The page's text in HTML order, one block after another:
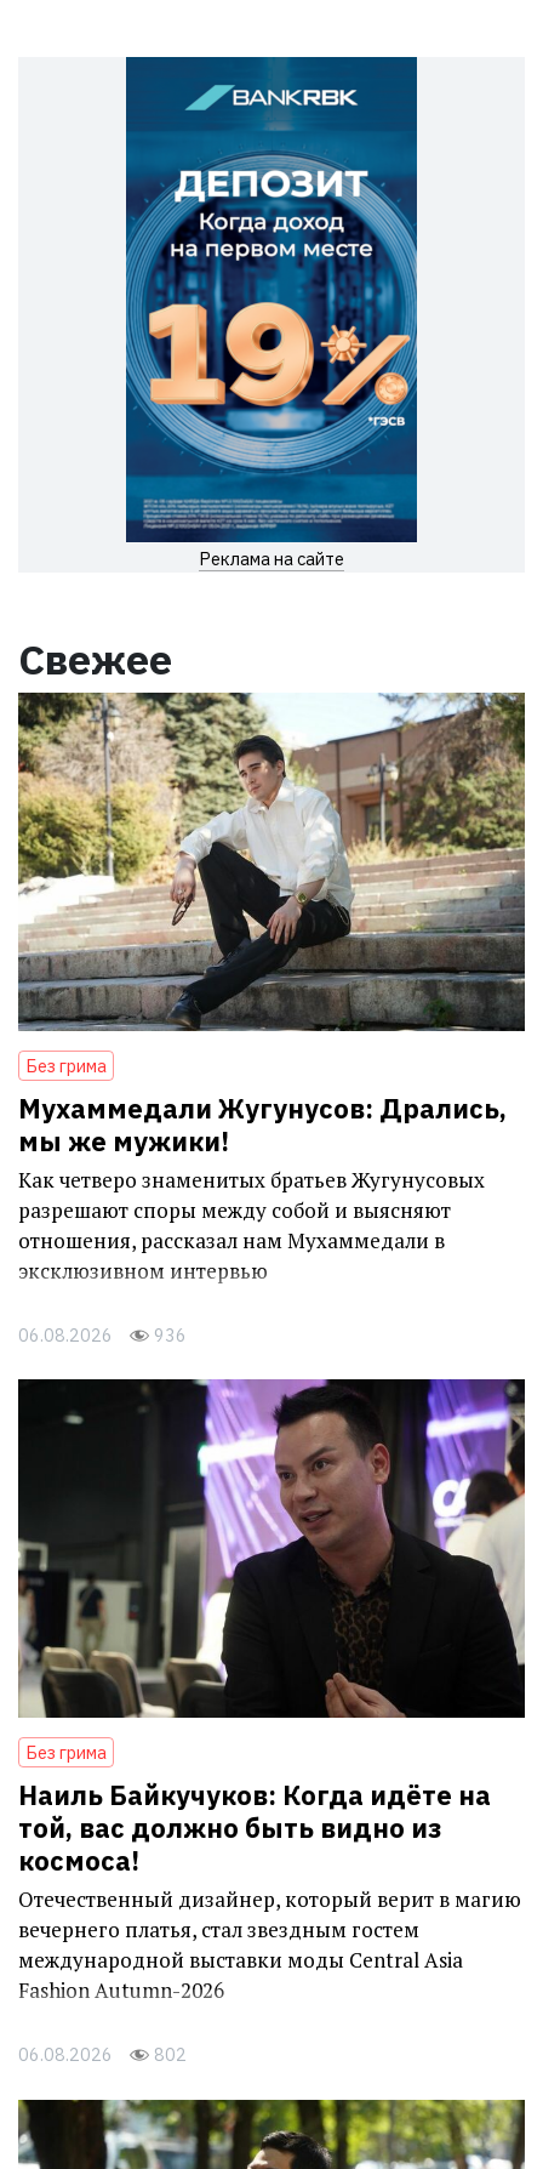
Реклама на сайте
Свежее
Без грима
Мухаммедали Жугунусов: Дрались,
мы же мужики!
Как четверо знаменитых братьев Жугунусовых
разрешают споры между собой и выясняют
отношения, рассказал нам Мухаммедали в
эксклюзивном интервью
06.08.2026 936
Без грима
Наиль Байкучуков: Когда идёте на
той, вас должно быть видно из
космоса!
Отечественный дизайнер, который верит в магию
вечернего платья, стал звездным гостем
международной выставки моды Central Asia
Fashion Autumn-2026
06.08.2026 802